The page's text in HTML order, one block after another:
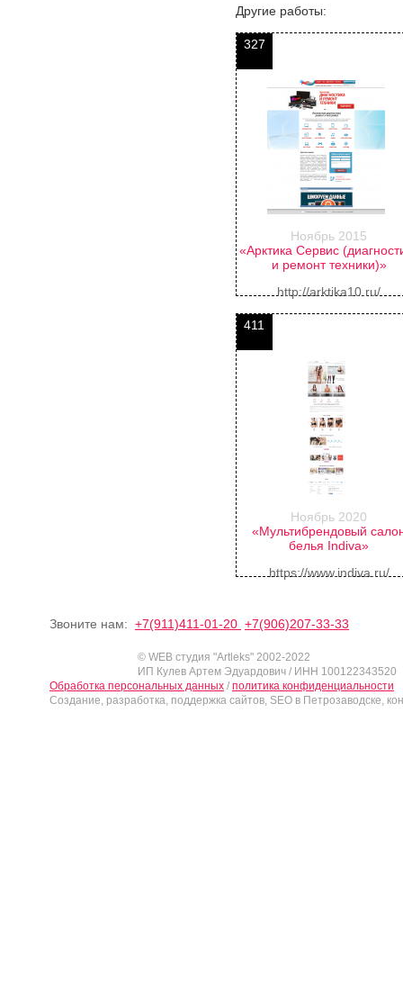
Другие работы:
327
Ноябрь 2015
«Арктика Сервис
и ремонт техники)»
http://arktika10.ru/
411
Ноябрь 2020
«Мультибрендовый
белья Indiva»
https://www.indiva.ru/
Звоните нам: +7(911)411-01-20 +7(906)207-33-33
© WEB студия "Artleks" 2002-2022
ИП Кулев Артем Эдуардович / ИНН 100122343520
Обработка персональных данных / политика конфиденциальности
Создание, разработка, поддержка сайтов, SEO в Петрозаводске,